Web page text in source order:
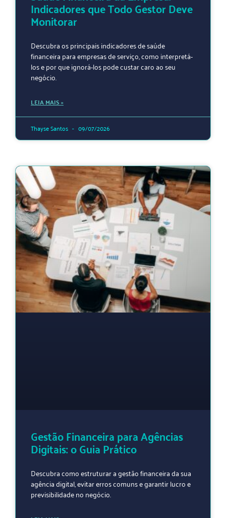
Indicadores que Todo Gestor Deve
Monitorar
Descubra os principais indicadores de saúde
financeira para empresas de serviço, como interpretá-
los e por que ignorá-los pode custar caro ao seu
negócio.
LEIA MAIS »
Thayse Santos 09/07/2026
Gestão Financeira para Agências
Digitais: o Guia Prático
Descubra como estruturar a gestão financeira da sua
agência digital, evitar erros comuns e garantir lucro e
previsibilidade no negócio.